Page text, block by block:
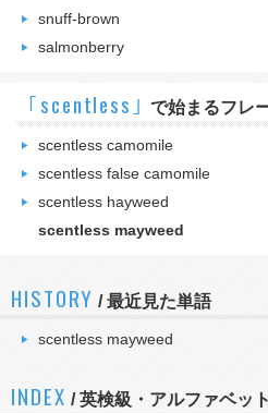
snuff-brown
salmonberry
｢scentless｣ で始まるフレ
scentless camomile
scentless false camomile
scentless hayweed
scentless mayweed
HISTORY /最近見た単語
scentless mayweed
INDEX / 英検級・アルファベッ